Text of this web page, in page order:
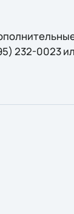
232-0023